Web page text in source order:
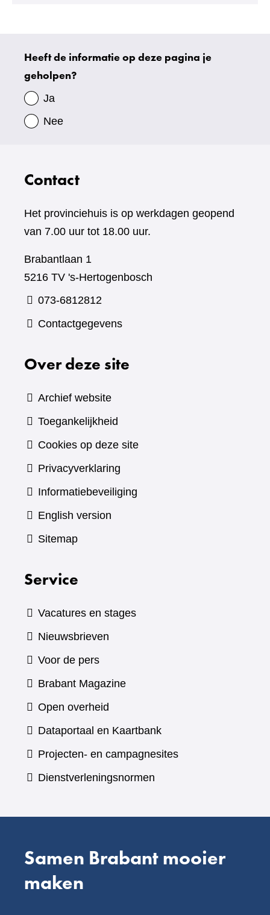
Uw
gegevens
Heeft de informatie op deze pagina je
geholpen?
Ja
Nee
Contact
Het provinciehuis is op werkdagen geopend
van 7.00 uur tot 18.00 uur.
Brabantlaan 1
5216 TV 's-Hertogenbosch
073-6812812
Contactgegevens
Over deze site
Archief website
Toegankelijkheid
Cookies op deze site
Privacyverklaring
Informatiebeveiliging
English version
Sitemap
Service
Vacatures en stages
Nieuwsbrieven
Voor de pers
Brabant Magazine(verwijst
andere
website)
Open overheid
Dataportaal en Kaartbank(verwijst
naar
Projecten- en campagnesites
Dienstverleningsnormen
Samen Brabant mooier
maken